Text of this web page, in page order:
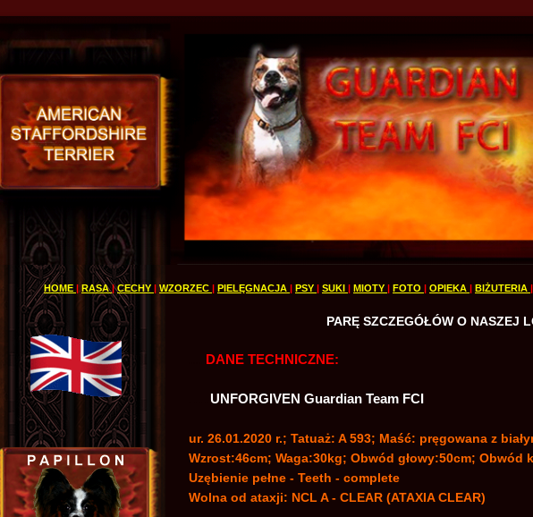
HOME | RASA|CECHY | WZORZEC | PIELĘGNACJA | PSY | SUKI | MIOTY | FOTO | OPIEKA | BIŻUTERIA |
PARĘ SZCZEGÓŁÓW O NASZEJ
DANE TECHNICZNE:
UNFORGIVEN Guardian Team FCI
ur. 26.01.2020 r.; Tatuaż: A 593; Maść: pręgowana z
Wzrost:46cm; Waga:30kg; Obwód głowy:50cm; Obwód
Uzębienie pełne - Teeth - complete
Wolna od ataxji: NCL A - CLEAR (ATAXIA CLEAR)